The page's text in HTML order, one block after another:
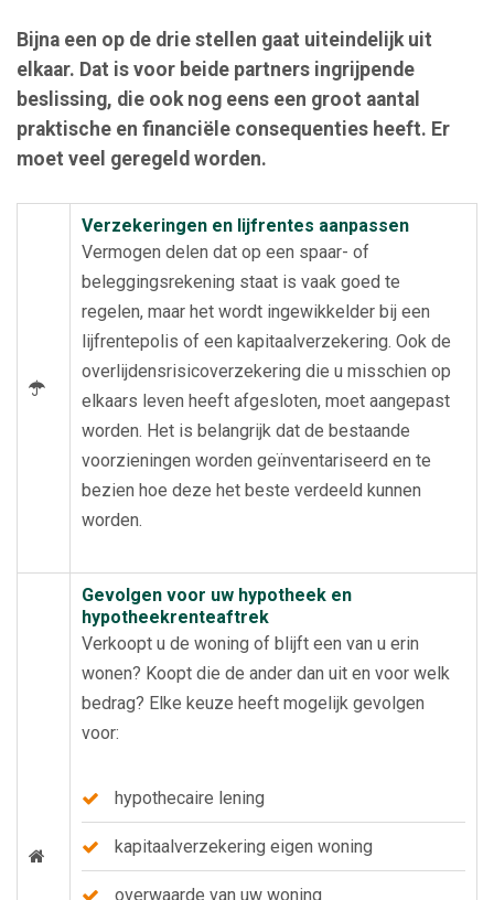
Bijna een op de drie stellen gaat uiteindelijk uit
elkaar. Dat is voor beide partners ingrijpende
beslissing, die ook nog eens een groot aantal
praktische en financiële consequenties heeft. Er
moet veel geregeld worden.
Verzekeringen en lijfrentes aanpassen
Vermogen delen dat op een spaar- of
beleggingsrekening staat is vaak goed te
regelen, maar het wordt ingewikkelder bij een
lijfrentepolis of een kapitaalverzekering. Ook de
overlijdensrisicoverzekering die u misschien op
elkaars leven heeft afgesloten, moet aangepast
worden. Het is belangrijk dat de bestaande
voorzieningen worden geïnventariseerd en te
bezien hoe deze het beste verdeeld kunnen
worden.
Gevolgen voor uw hypotheek en
hypotheekrenteaftrek
Verkoopt u de woning of blijft een van u erin
wonen? Koopt die de ander dan uit en voor welk
bedrag? Elke keuze heeft mogelijk gevolgen
voor:
hypothecaire lening
kapitaalverzekering eigen woning
overwaarde van uw woning